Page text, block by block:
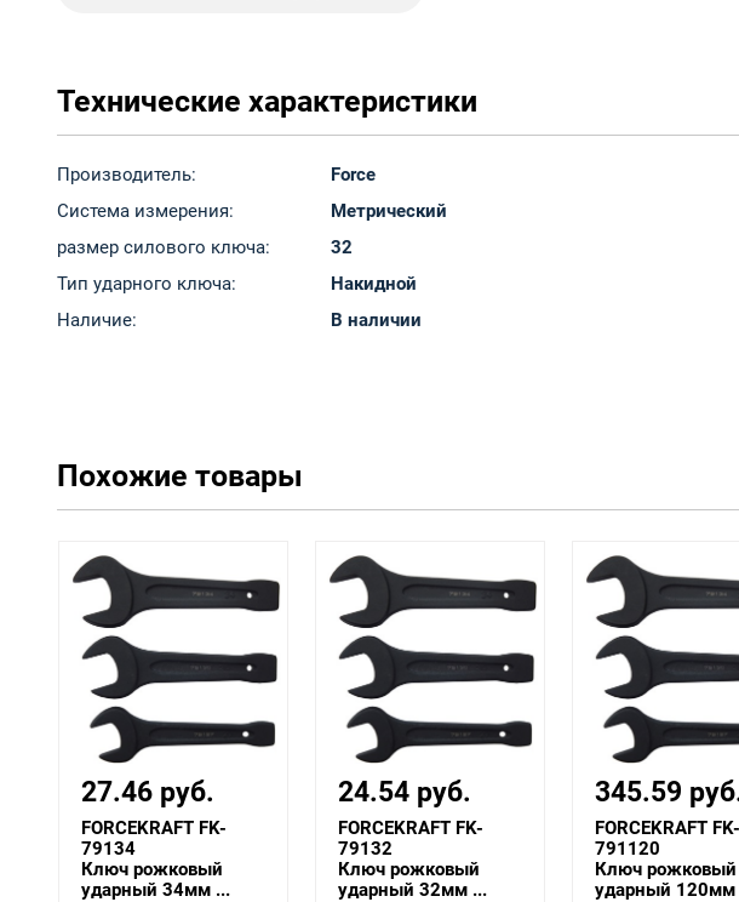
Технические характеристики
Производитель:
Force
Система измерения:
Метрический
размер силового ключа:
32
Тип ударного ключа:
Накидной
Наличие:
В наличии
Похожие товары
27.46 руб.
FORCEKRAFT FK-
79134
Ключ рожковый
ударный 34мм ...
24.54 руб.
FORCEKRAFT FK-
79132
Ключ рожковый
ударный 32мм ...
345.59
FORCEKRAFT FK-
791120
Ключ рожковый
ударный 120мм